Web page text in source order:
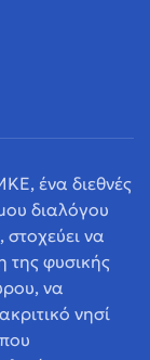
ένα διεθνές
διαλόγου
να
της φυσικής
να
νησί